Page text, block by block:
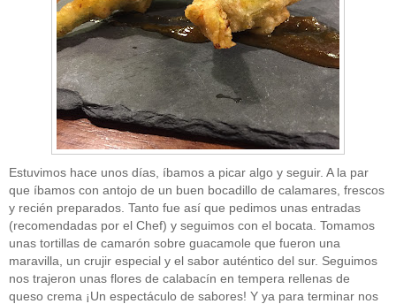
CATEGORÍAS
Sin categoría(207)
Estuvimos hace unos días, íbamos a picar algo y seguir. A la par
que íbamos con antojo de un buen bocadillo de calamares, frescos
y recién preparados. Tanto fue así que pedimos unas entradas
(recomendadas por el Chef) y seguimos con el bocata. Tomamos
unas tortillas de camarón sobre guacamole que fueron una
maravilla, un crujir especial y el sabor auténtico del sur. Seguimos
nos trajeron unas flores de calabacín en tempera rellenas de
queso crema ¡Un espectáculo de sabores! Y ya para terminar nos